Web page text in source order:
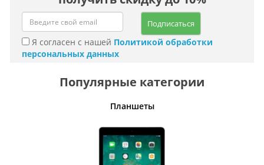
Подписаться
Я согласен с нашей Политикой обработки
персональных данных
Популярные категории
Планшеты